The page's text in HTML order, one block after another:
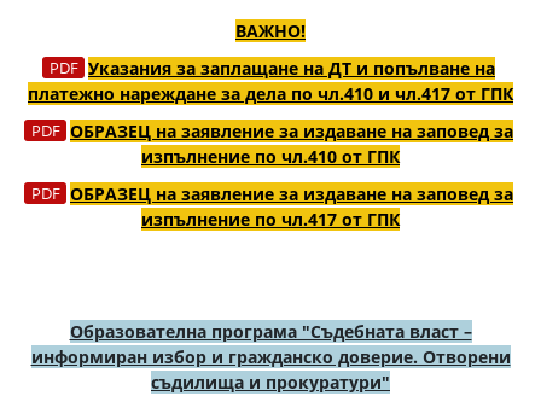
ВАЖНО!
Указания за заплащане на ДТ и попълване на
платежно нареждане за дела по чл.410 и чл.417 от ГПК
ОБРАЗЕЦ на заявление за издаване на заповед за
изпълнение по чл.410 от ГПК
ОБРАЗЕЦ на заявление за издаване на заповед за
изпълнение по чл.417 от ГПК
Образователна програма "Съдебната власт –
информиран избор и гражданско доверие. Отворени
съдилища и прокуратури"